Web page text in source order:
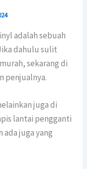
adalah sebuah
dahulu sulit
murah, sekarang di
penjualnya.
juga di
lantai pengganti
juga yang